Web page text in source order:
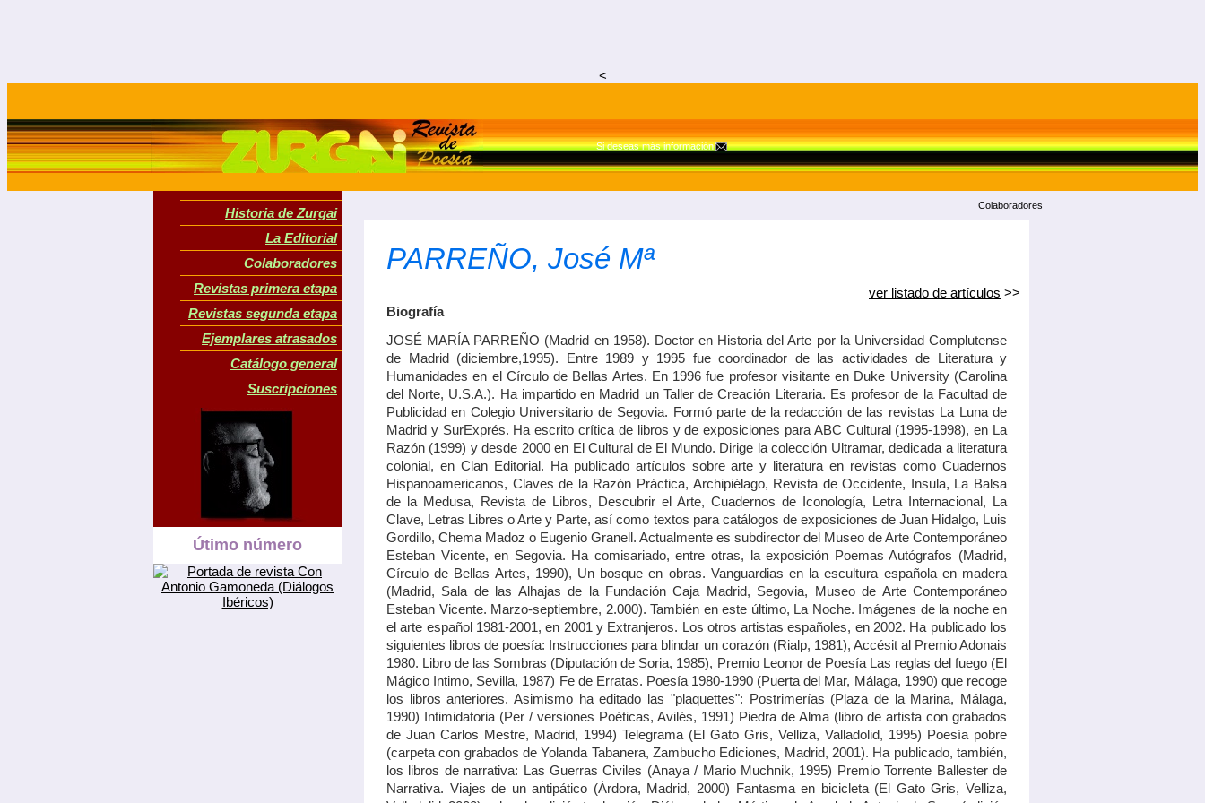
<
Si deseas más información
Historia de Zurgai
La Editorial
Colaboradores
Revistas primera etapa
Revistas segunda etapa
Ejemplares atrasados
Catálogo general
Suscripciones
Útimo número
Colaboradores
PARREÑO, José Mª
ver listado de artículos >>
Biografía
JOSÉ MARÍA PARREÑO (Madrid en 1958). Doctor en Historia del Arte por la Universidad Complutense
de Madrid (diciembre,1995). Entre 1989 y 1995 fue coordinador de las actividades de Literatura y
Humanidades en el Círculo de Bellas Artes. En 1996 fue profesor visitante en Duke University (Carolina
del Norte, U.S.A.). Ha impartido en Madrid un Taller de Creación Literaria. Es profesor de la Facultad de
Publicidad en Colegio Universitario de Segovia. Formó parte de la redacción de las revistas La Luna de
Madrid y SurExprés. Ha escrito crítica de libros y de exposiciones para ABC Cultural (1995-1998), en La
Razón (1999) y desde 2000 en El Cultural de El Mundo. Dirige la colección Ultramar, dedicada a literatura
colonial, en Clan Editorial. Ha publicado artículos sobre arte y literatura en revistas como Cuadernos
Hispanoamericanos, Claves de la Razón Práctica, Archipiélago, Revista de Occidente, Insula, La Balsa
de la Medusa, Revista de Libros, Descubrir el Arte, Cuadernos de Iconología, Letra Internacional, La
Clave, Letras Libres o Arte y Parte, así como textos para catálogos de exposiciones de Juan Hidalgo, Luis
Gordillo, Chema Madoz o Eugenio Granell. Actualmente es subdirector del Museo de Arte Contemporáneo
Esteban Vicente, en Segovia. Ha comisariado, entre otras, la exposición Poemas Autógrafos (Madrid,
Círculo de Bellas Artes, 1990), Un bosque en obras. Vanguardias en la escultura española en madera
(Madrid, Sala de las Alhajas de la Fundación Caja Madrid, Segovia, Museo de Arte Contemporáneo
Esteban Vicente. Marzo-septiembre, 2.000). También en este último, La Noche. Imágenes de la noche en
el arte español 1981-2001, en 2001 y Extranjeros. Los otros artistas españoles, en 2002. Ha publicado los
siguientes libros de poesía: Instrucciones para blindar un corazón (Rialp, 1981), Accésit al Premio Adonais
1980. Libro de las Sombras (Diputación de Soria, 1985), Premio Leonor de Poesía Las reglas del fuego (El
Mágico Intimo, Sevilla, 1987) Fe de Erratas. Poesía 1980-1990 (Puerta del Mar, Málaga, 1990) que recoge
los libros anteriores. Asimismo ha editado las "plaquettes": Postrimerías (Plaza de la Marina, Málaga,
1990) Intimidatoria (Per / versiones Poéticas, Avilés, 1991) Piedra de Alma (libro de artista con grabados
de Juan Carlos Mestre, Madrid, 1994) Telegrama (El Gato Gris, Velliza, Valladolid, 1995) Poesía pobre
(carpeta con grabados de Yolanda Tabanera, Zambucho Ediciones, Madrid, 2001). Ha publicado, también,
los libros de narrativa: Las Guerras Civiles (Anaya / Mario Muchnik, 1995) Premio Torrente Ballester de
Narrativa. Viajes de un antipático (Árdora, Madrid, 2000) Fantasma en bicicleta (El Gato Gris, Velliza,